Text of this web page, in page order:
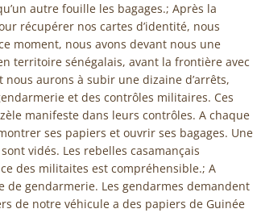
autre fouille les bagages.; Après la
récupérer nos cartes d’identité, nous
moment, nous avons devant nous une
territoire sénégalais, avant la frontière avec
aurons à subir une dizaine d’arrêts,
et des contrôles militaires. Ces
manifeste dans leurs contrôles. A chaque
ses papiers et ouvrir ses bagages. Une
vidés. Les rebelles casamançais
des militaites est compréhensible.; A
de gendarmerie. Les gendarmes demandent
de notre véhicule a des papiers de Guinée